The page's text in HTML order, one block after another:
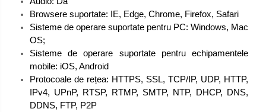
Browsere suportate: IE, Edge, Chrome, Firefox, Safari
Sisteme de operare suportate pentru PC: Windows, Mac
OS;
Sisteme de operare suportate pentru echipamentele
mobile: iOS, Android
Protocoale de rețea: HTTPS, SSL, TCP/IP, UDP, HTTP,
IPv4, UPnP, RTSP, RTMP, SMTP, NTP, DHCP, DNS,
DDNS, FTP, P2P